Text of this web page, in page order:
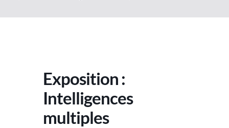
Exposition :
Intelligences
multiples